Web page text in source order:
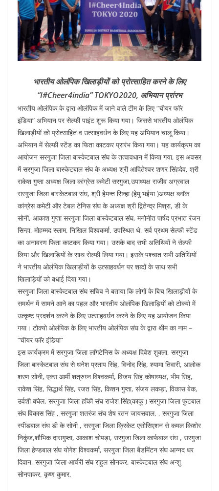
भारतीय ओलंपिक खिलाड़ीयों को प्रोत्साहित करने के लिए
“I#Cheer4india” TOKYO2020, अभियान प्रांरभ
भारतीय ओलंपिक के द्वारा ओलंपिक में जाने वाले टीम के लिए “चीयर फाॅर
इंडिया” अभियान पर सेल्फी पाइंट शुरू किया गया। जिससे भारतीय ओलंपिक
खिलाड़ीयों को प्रोत्साहित व उत्साहवर्धन के लिए यह अभियान चालू किया।
अभियान में सेल्फी स्टेंड का फिता काटकर प्रारंभ किया गया। यह कार्यक्रम का
आयोजन सरगुजा जिला बास्केटबाल संघ के तत्वावधान में किया गया, इस अवसर
में सरगुजा जिला बास्केटबाल संघ के अध्यक्ष श्री आदितेश्वर शणर सिंहदेव, श्री
राकेश गुप्ता अध्यक्ष जिला कांग्रेस कमेटी सरगुजा,उपाध्यक्ष राजीव अग्रवाल
सरगुजा जिला बास्केटबाल संघ, श्री हेमन्त सिन्हा (हेमु भईया )अध्यक्ष ब्लाॅक
कांग्रेस कमेटी और टेबल टेनिस संघ के अध्यक्ष श्री द्वितेन्द्र मिश्रा, डी के
सोनी, आकाश गुप्ता सरगुजा जिला बास्केटबाल संघ, मनोनीत पार्षद प्रभात रंजन
सिन्हा, मोहम्मद स्लाम, निखिल विश्वकर्मा, उपस्थित थे, सर्व प्रथम सेल्फी स्टेंड
का अनावरण फिता काटकर किया गया। उसके बाद सभी अतिथियों ने सेल्फी
लिया और खिलाड़ियों के साथ सेल्फी लिया गया। इसके पश्चात सभी अतिथियों
ने भारतीय ओलंपिक खिलाड़ीयों के उत्साहवर्धन पर शब्दों के साथ सभी
खिलाड़ियों को बधाई दिया गया।
सरगुजा जिला बास्केटबाल संघ सचिव ने बताया कि लोगों के बिच खिलाड़ीयों के
समर्थन में सामने आने का पहल और भारतीय ओलंपिक खिलाड़ियों को टोक्यो में
उत्कृष्ट प्रदर्शन करने के लिए उत्साहवर्धन करने के लिए यह आयोजन किया
गया। टोक्यो ओलंपिक के लिए भारतीय ओलंपिक संघ के द्वारा थीम का नाम –
“चीयर फाॅर इंडिया”
इस कार्यक्रम में सरगुजा जिला लाॅगटेनिस के अध्यक्ष दिवेश शुक्ला, सरगुजा
जिला बास्केटबाल संघ से धनेश प्रताप सिंह, विनोद सिंह, श्यामा तिवारी, आलोक
शरण सोनी, एक्स आर्मी शत्रुध्न विश्वकर्मा, विजय सिंह कोषाध्यक्ष, भीम सिंह,
राकेश सिंह, सिद्धार्थ सिंह, रजत सिंह, किशन गुप्ता, संजय लकड़ा, विकास बेक,
उर्वशी बघेल, सरगुजा जिला हाॅकी संघ राजेश सिंह(काकू ) सरगुजा जिला फुटबाल
संघ विकास सिंह , सरगुजा शतरंज संघ शेष रतन जायसवाल, , सरगुजा जिला
स्पीडबाल संघ डी के सोनी , सरगुजा जिला क्रिकेट एसोसिएशन से कमल किशोर
निकुंज,शौभिक दासगुप्ता, आकाश चोपड़ा, सरगुजा जिला कार्फबाल संघ , सरगुजा
जिला हेण्डबाल संघ योगेश विश्वकर्मा, सरगुजा जिला बैडमिंटन संघ आन्नद धर
दिवान, सरगुजा जिला आर्चरी संघ राहुल सोनकर, बास्केटबाल संघ अन्शु
सोनपाकर, कृष्ण कुमार,